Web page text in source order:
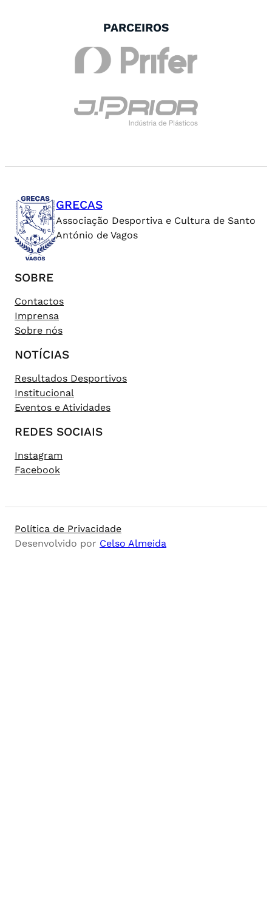
PARCEIROS
GRECAS
Associação Desportiva e Cultura de Santo
António de Vagos
SOBRE
Contactos
Imprensa
Sobre nós
NOTÍCIAS
Resultados Desportivos
Institucional
Eventos e Atividades
REDES SOCIAIS
Instagram
Facebook
Política de Privacidade
Desenvolvido por Celso Almeida